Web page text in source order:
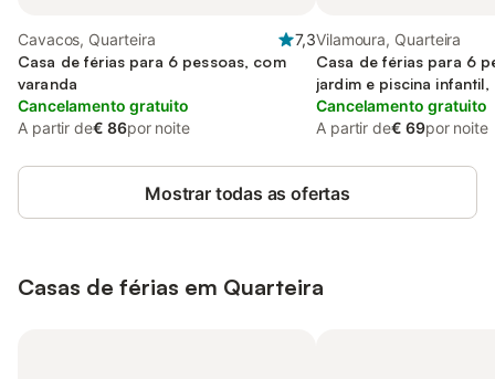
Cavacos, Quarteira
7,3
Casa de férias para 6 pessoas, com
varanda
Cancelamento gratuito
A partir de€ 86por noite
Vilamoura, Quarteira
Casa de férias para 6
jardim e piscina infantil,
estimação
Cancelamento gratuito
A partir de€ 69por noite
Mostrar todas as ofertas
Casas de férias em Quarteira